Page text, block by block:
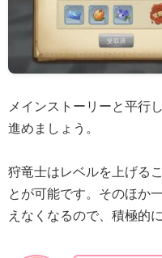
メインストーリーと平行
進めましょう。
狩竜士はレベルを上げる
とが可能です。そのほか
えなくなるので、積極的